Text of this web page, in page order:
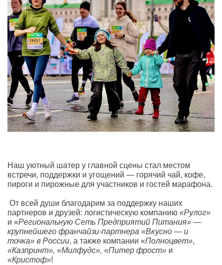
Наш уютный шатер у главной сцены стал местом
встречи, поддержки и угощений — горячий чай, кофе,
пироги и пирожные для участников и гостей марафона.
От всей души благодарим за поддержку наших
партнеров и друзей: логистическую компанию «Рулог»
и «Региональную Сеть Предприятий Питания» —
крупнейшего франчайзи-партнера «Вкусно — и
точка» в России, а также компании «Полноцвет»,
«Казпринт», «Милфудс», «Питер фрост» и
«Кристоф»!